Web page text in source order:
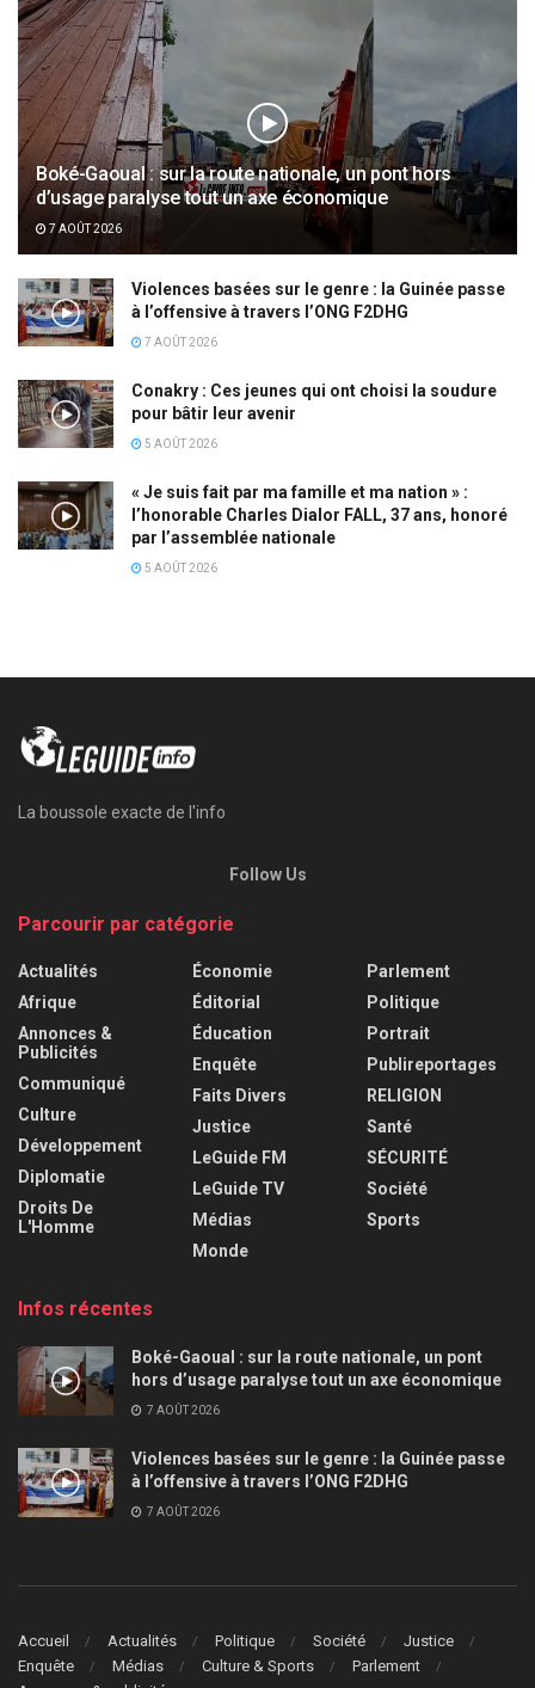
Boké-Gaoual : sur la route nationale, un pont hors
d’usage paralyse tout un axe économique
7 AOÛT 2026
Violences basées sur le genre : la Guinée passe
à l’offensive à travers l’ONG F2DHG
7 AOÛT 2026
Conakry : Ces jeunes qui ont choisi la soudure
pour bâtir leur avenir
5 AOÛT 2026
« Je suis fait par ma famille et ma nation » :
l’honorable Charles Dialor FALL, 37 ans, honoré
par l’assemblée nationale
5 AOÛT 2026
La boussole exacte de l'info
Follow Us
Parcourir par catégorie
Actualités
Afrique
Annonces &
Publicités
Communiqué
Culture
Développement
Diplomatie
Droits De
L'Homme
Économie
Éditorial
Éducation
Enquête
Faits Divers
Justice
LeGuide FM
LeGuide TV
Médias
Monde
Parlement
Politique
Portrait
Publireportages
RELIGION
Santé
SÉCURITÉ
Société
Sports
Infos récentes
Boké-Gaoual : sur la route nationale, un pont
hors d’usage paralyse tout un axe économique
7 AOÛT 2026
Violences basées sur le genre : la Guinée passe
à l’offensive à travers l’ONG F2DHG
7 AOÛT 2026
Accueil Actualités Politique Société
Justice
Enquête
Médias Culture & Sports
Parlement